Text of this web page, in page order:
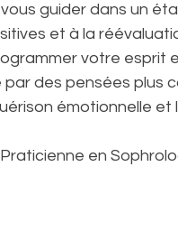
guider dans un
et à la
votre esprit
des pensées plus
émotionnelle et
en